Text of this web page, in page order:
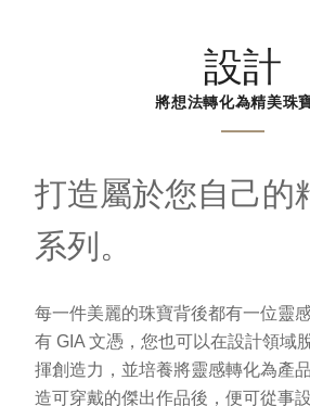
設計
將想法轉化為精美珠寶
打造屬於您自己的
系列。
每一件美麗的珠寶背後都有一位靈
有 GIA 文憑，您也可以在設計領域
揮創造力，並培養將靈感轉化為產
造可穿戴的傑出作品後，便可從事